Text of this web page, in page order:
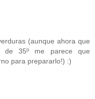
(aunque ahora que
de 35º me parece que
para prepararlo!) :)